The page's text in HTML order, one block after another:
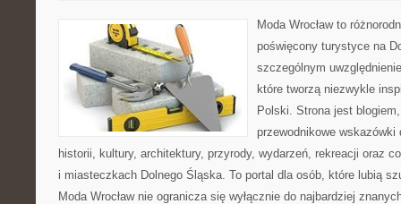
Moda Wrocław to
poświęcony turystyce na
szczególnym
które tworzą niezwykle
Polski. Strona jest
przewodnikowe
historii, kultury, architektury, przyrody, wydarzeń, rekreacji oraz
i miasteczkach Dolnego Śląska. To portal dla osób, które lubią
Moda Wrocław nie ogranicza się wyłącznie do najbardziej